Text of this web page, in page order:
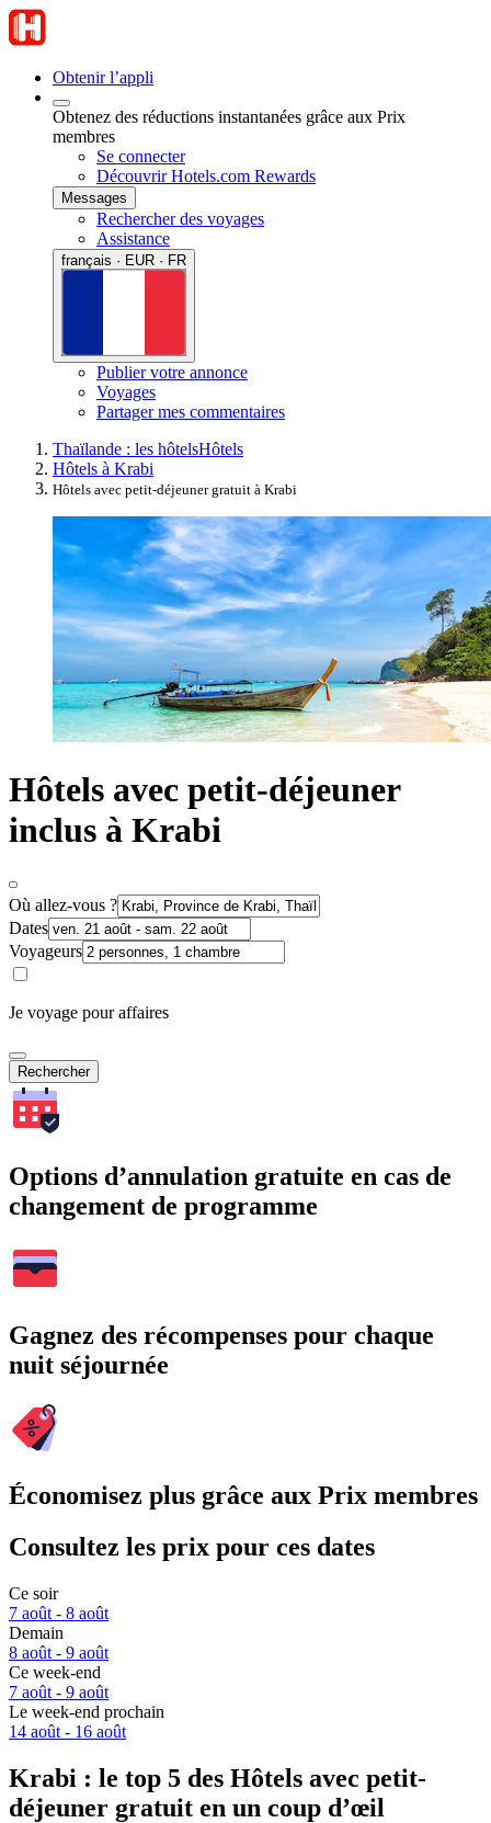
Obtenir l’appli
Obtenez des réductions instantanées grâce aux Prix
membres
Se connecter
Découvrir Hotels.com Rewards
Messages
Rechercher des voyages
Assistance
français · EUR · FR
Publier votre annonce
Voyages
Partager mes commentaires
Thaïlande : les hôtelsHôtels
Hôtels à Krabi
Hôtels avec petit-déjeuner gratuit à Krabi
Hôtels avec petit-déjeuner
inclus à Krabi
Où allez-vous ?
Dates
Voyageurs
Je voyage pour affaires
Rechercher
Options d’annulation gratuite en cas de
changement de programme
Gagnez des récompenses pour chaque
nuit séjournée
Économisez plus grâce aux Prix membres
Consultez les prix pour ces dates
Ce soir
7 août - 8 août
Demain
8 août - 9 août
Ce week-end
7 août - 9 août
Le week-end prochain
14 août - 16 août
Krabi : le top 5 des Hôtels avec petit-
déjeuner gratuit en un coup d’œil